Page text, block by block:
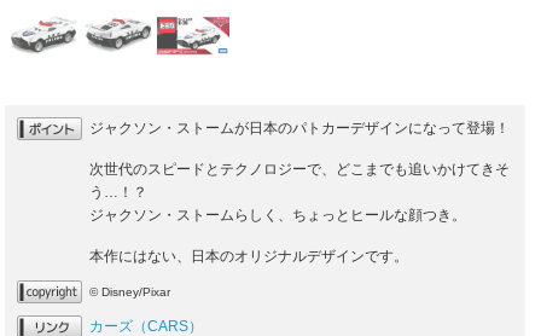
ジャクソン・ストームが日本のパトカーデザインになって登場！
次世代のスピードとテクノロジーで、どこまでも追いかけてきそ
う…！？
ジャクソン・ストームらしく、ちょっとヒールな顔つき。
本作にはない、日本のオリジナルデザインです。
© Disney/Pixar
カーズ（CARS）